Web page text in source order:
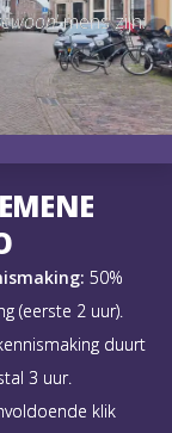
‘ mens zijn:
50%
(eerste 2 uur).
duurt
3 uur.
klik